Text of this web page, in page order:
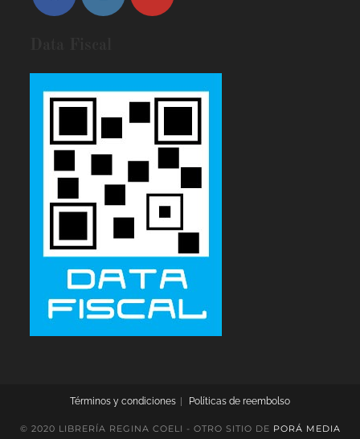
Términos y condiciones Políticas de reembolso
© 2020 LIBRERÍA REGINA COELI - OTRO SITIO DE PORÁ MEDIA